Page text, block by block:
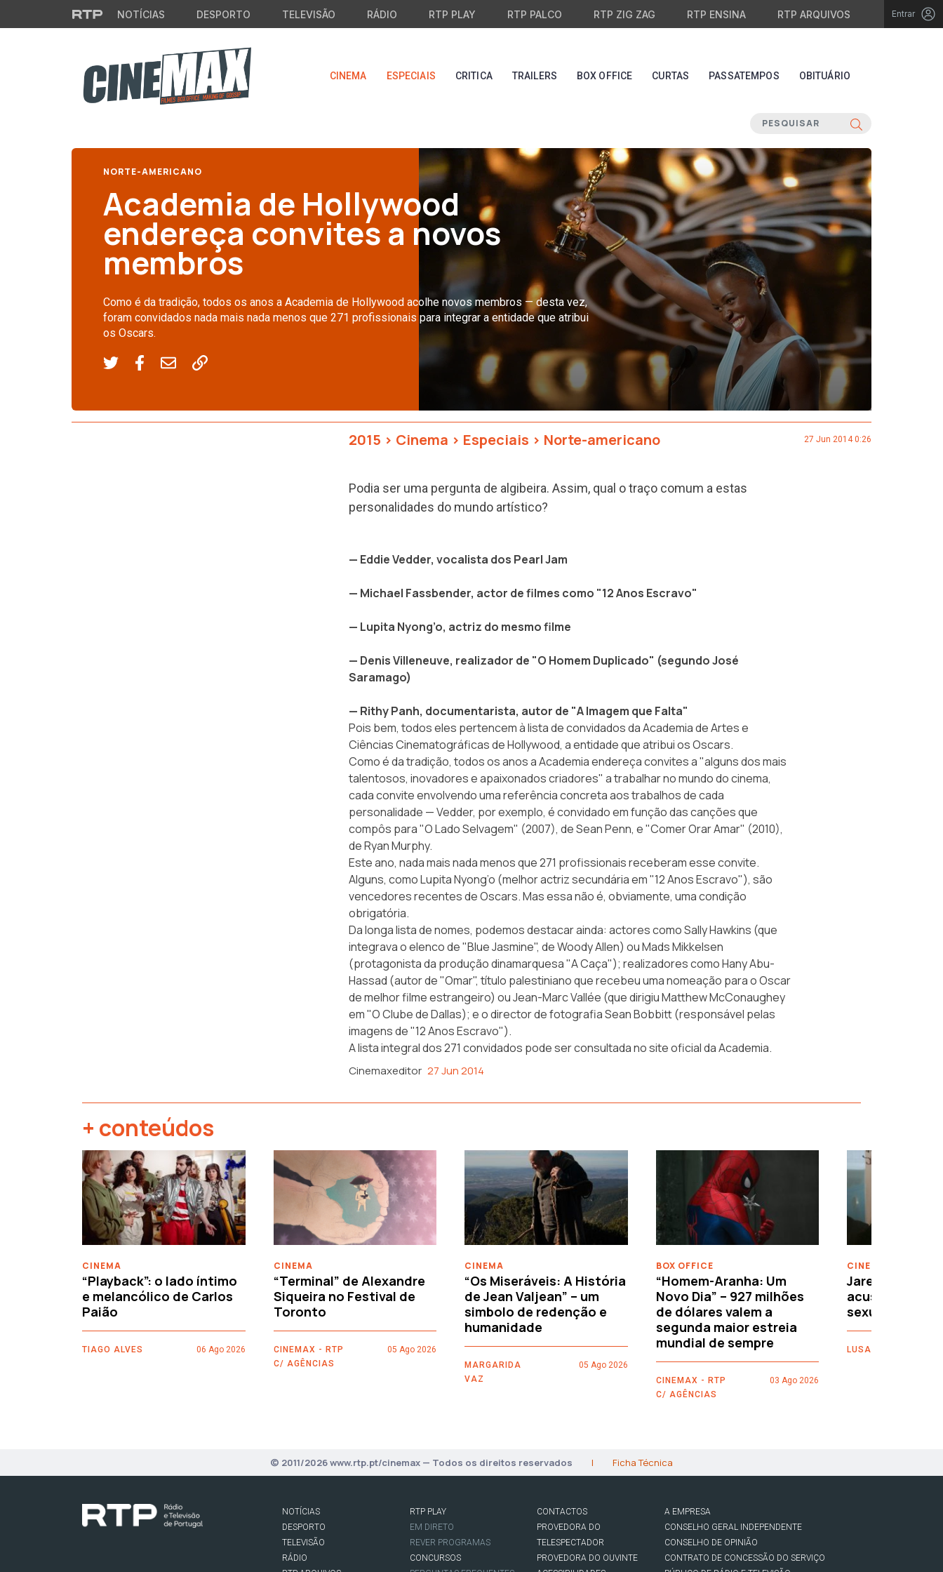
Saltar para o conteúdo principal
NOTÍCIAS DESPORTO TELEVISÃO RÁDIO RTP PLAY RTP PALCO RTP ZIG ZAG RTP ENSINA RTP ARQUIVOS Entrar
CINEMA ESPECIAIS CRITICA TRAILERS BOX OFFICE CURTAS PASSATEMPOS OBITUÁRIO
NORTE-AMERICANO
Academia de Hollywood
endereça convites a novos
membros
Como é da tradição, todos os anos a Academia de Hollywood acolhe novos membros — desta vez,
foram convidados nada mais nada menos que 271 profissionais para integrar a entidade que atribui
os Oscars.
2015 > Cinema > Especiais > Norte-americano 27 Jun 2014 0:26
Podia ser uma pergunta de algibeira. Assim, qual o traço comum a estas
personalidades do mundo artístico?
— Eddie Vedder, vocalista dos Pearl Jam
— Michael Fassbender, actor de filmes como "12 Anos Escravo"
— Lupita Nyong’o, actriz do mesmo filme
— Denis Villeneuve, realizador de "O Homem Duplicado" (segundo José
Saramago)
— Rithy Panh, documentarista, autor de "A Imagem que Falta"
Pois bem, todos eles pertencem à lista de convidados daAcademia de Artes e
Ciências Cinematográficas de Hollywood, a entidade que atribui os Oscars.
Como é da tradição, todos os anos a Academia endereça convites a "alguns dos mais
talentosos, inovadores e apaixonados criadores" a trabalhar no mundo do cinema,
cada convite envolvendo uma referência concreta aos trabalhos de cada
personalidade — Vedder, por exemplo, é convidado em função das canções que
compôs para "O Lado Selvagem" (2007), de Sean Penn, e "Comer Orar Amar" (2010),
de Ryan Murphy.
Este ano, nada mais nada menos que 271 profissionais receberam esse convite.
Alguns, como Lupita Nyong’o (melhor actriz secundária em "12 Anos Escravo"), são
vencedores recentes de Oscars. Mas essa não é, obviamente, uma condição
obrigatória.
Da longa lista de nomes, podemos destacar ainda: actores como Sally Hawkins (que
integrava o elenco de "Blue Jasmine", de Woody Allen) ou Mads Mikkelsen
(protagonista da produção dinamarquesa "A Caça"); realizadores como Hany Abu-
Hassad (autor de "Omar", título palestiniano que recebeu uma nomeação para o Oscar
de melhor filme estrangeiro) ou Jean-Marc Vallée (que dirigiu Matthew McConaughey
em "O Clube de Dallas); e o director de fotografia Sean Bobbitt (responsável pelas
imagens de "12 Anos Escravo").
A lista integral dos 271 convidados pode ser consultada no site oficial daAcademia.
Cinemaxeditor 27 Jun 2014
+ conteúdos
CINEMA
“Playback”: o lado íntimo
e melancólico de Carlos
Paião
TIAGO ALVES 06 Ago 2026
CINEMA
“Terminal” de Alexandre
Siqueira no Festival de
Toronto
CINEMAX - RTP
C/ AGÊNCIAS
05 Ago 2026
CINEMA
“Os Miseráveis: A História
de Jean Valjean” – um
simbolo de redenção e
humanidade
MARGARIDA
VAZ
05 Ago 2026
BOX OFFICE
“Homem-Aranha: Um
Novo Dia” – 927 milhões
de dólares valem a
segunda maior estreia
mundial de sempre
CINEMAX - RTP
C/ AGÊNCIAS
03 Ago 2026
CINEMA
Jared Leto
acusações de
sexuais
LUSA
‹
© 2011/2026 www.rtp.pt/cinemax — Todos os direitos reservados | Ficha Técnica
NOTÍCIAS
DESPORTO
TELEVISÃO
RÁDIO
RTP PLAY
EM DIRETO
REVER PROGRAMAS
CONCURSOS
CONTACTOS
PROVEDORA DO
TELESPECTADOR
PROVEDORA DO OUVINTE
A EMPRESA
CONSELHO GERAL INDEPENDENTE
CONSELHO DE OPINIÃO
CONTRATO DE CONCESSÃO DO SERVIÇO